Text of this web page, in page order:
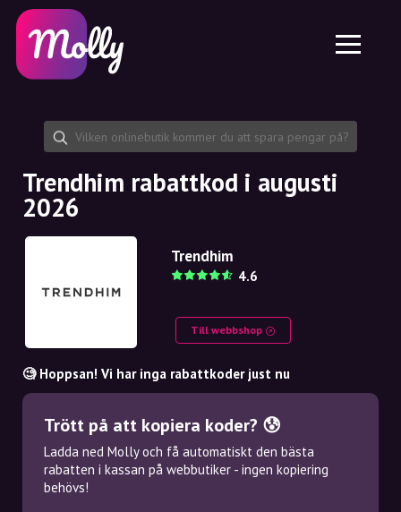
Hudvård
Hårvård
Dela rabattkod
Funktioner
Jobb
Om oss
Samarbete
Plattform
Molly till iPhone och iPad
Molly till Android
SE
EN
NO
NL
Trendhim rabattkod i augusti
2026
Trendhim
4.6
Till webbshop
🧐 Hoppsan! Vi har inga rabattkoder just nu
Trött på att kopiera koder? 😰
Ladda ned Molly och få automatiskt den bästa
rabatten i kassan på webbutiker - ingen kopiering
behövs!